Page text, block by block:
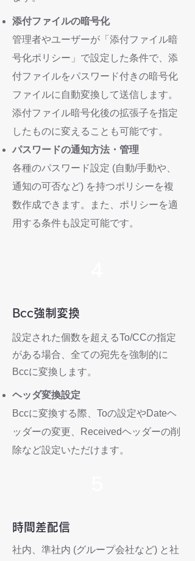
添付ファイルの暗号化
管理者やユーザーが「添付ファイル暗
号化ポリシー」で設定した条件で、添
付ファイルをパスワード付きの暗号化
ファイルに自動変換して送信します。
添付ファイル暗号化後の拡張子を指定
したものに変えることも可能です。
パスワードの通知方法・管理
各種のパスワード設定 (自動/手動や、
通知の可否など) を持つポリシーを複
数作成できます。また、ポリシーを適
用する条件も設定可能です。
Bcc強制変換
設定された個数を超えるTo/CCの指定
がある場合、全ての宛先を強制的に
Bccに変換します。​
ヘッダ変換設定
Bccに変換する際、Toの設定やDateヘ
ッダーの変更、Receivedヘッダーの削
除など設定いただけます。
時間差配信
社内、準社内 (グループ会社など) と社